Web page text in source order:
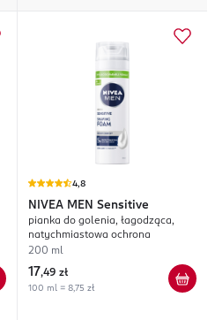
4,8
NIVEA MEN Sensitive
pianka do golenia, łagodząca,
natychmiastowa ochrona
200 ml
17,49 zł
100 ml = 8,75 zł